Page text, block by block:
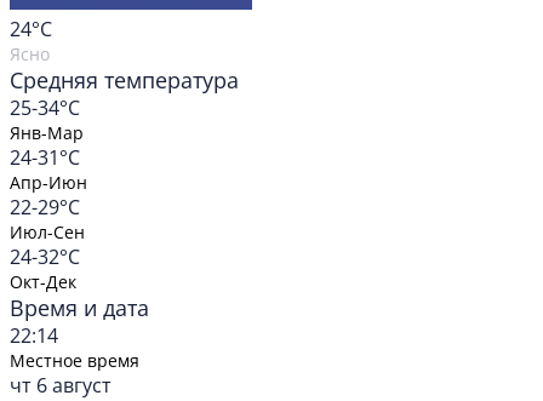
24°C
Ясно
Средняя температура
25-34°C
Янв-Мар
24-31°C
Апр-Июн
22-29°C
Июл-Сен
24-32°C
Окт-Дек
Время и дата
22:14
Местное время
чт 6 август